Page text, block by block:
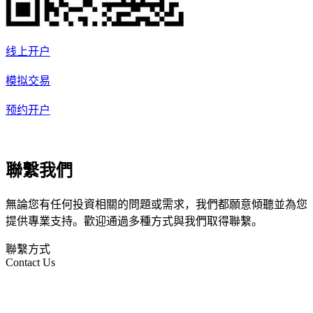
线上开户
模拟交易
预约开户
聯繫我們
無論您有任何投資相關的問題或需求，我們都願意傾聽並為您
提供專業支持。歡迎通過多種方式與我們取得聯繫。
聯繫方式
Contact Us